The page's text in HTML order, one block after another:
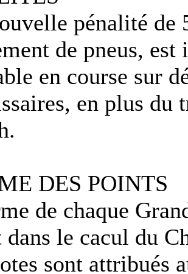
pénalité de
de pneus,
en course sur
en plus du
DES POINTS
de chaque
dans le cacul du
sont attribués